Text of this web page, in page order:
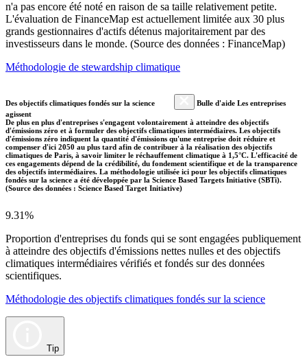
n'a pas encore été noté en raison de sa taille relativement petite.
L'évaluation de FinanceMap est actuellement limitée aux 30 plus
grands gestionnaires d'actifs détenus majoritairement par des
investisseurs dans le monde. (Source des données : FinanceMap)
Méthodologie de stewardship climatique
Des objectifs climatiques fondés sur la science
Bulle d'aide Les entreprises
agissent
De plus en plus d'entreprises s'engagent volontairement à atteindre des objectifs
d'émissions zéro et à formuler des objectifs climatiques intermédiaires. Les objectifs
d'émissions zéro indiquent la quantité d'émissions qu'une entreprise doit réduire et
compenser d'ici 2050 au plus tard afin de contribuer à la réalisation des objectifs
climatiques de Paris, à savoir limiter le réchauffement climatique à 1,5°C. L'efficacité de
ces engagements dépend de la crédibilité, du fondement scientifique et de la transparence
des objectifs intermédiaires. La méthodologie utilisée ici pour les objectifs climatiques
fondés sur la science a été développée par la Science Based Targets Initiative (SBTi).
(Source des données : Science Based Target Initiative)
9.31%
Proportion d'entreprises du fonds qui se sont engagées publiquement
à atteindre des objectifs d'émissions nettes nulles et des objectifs
climatiques intermédiaires vérifiés et fondés sur des données
scientifiques.
Méthodologie des objectifs climatiques fondés sur la science
Tip